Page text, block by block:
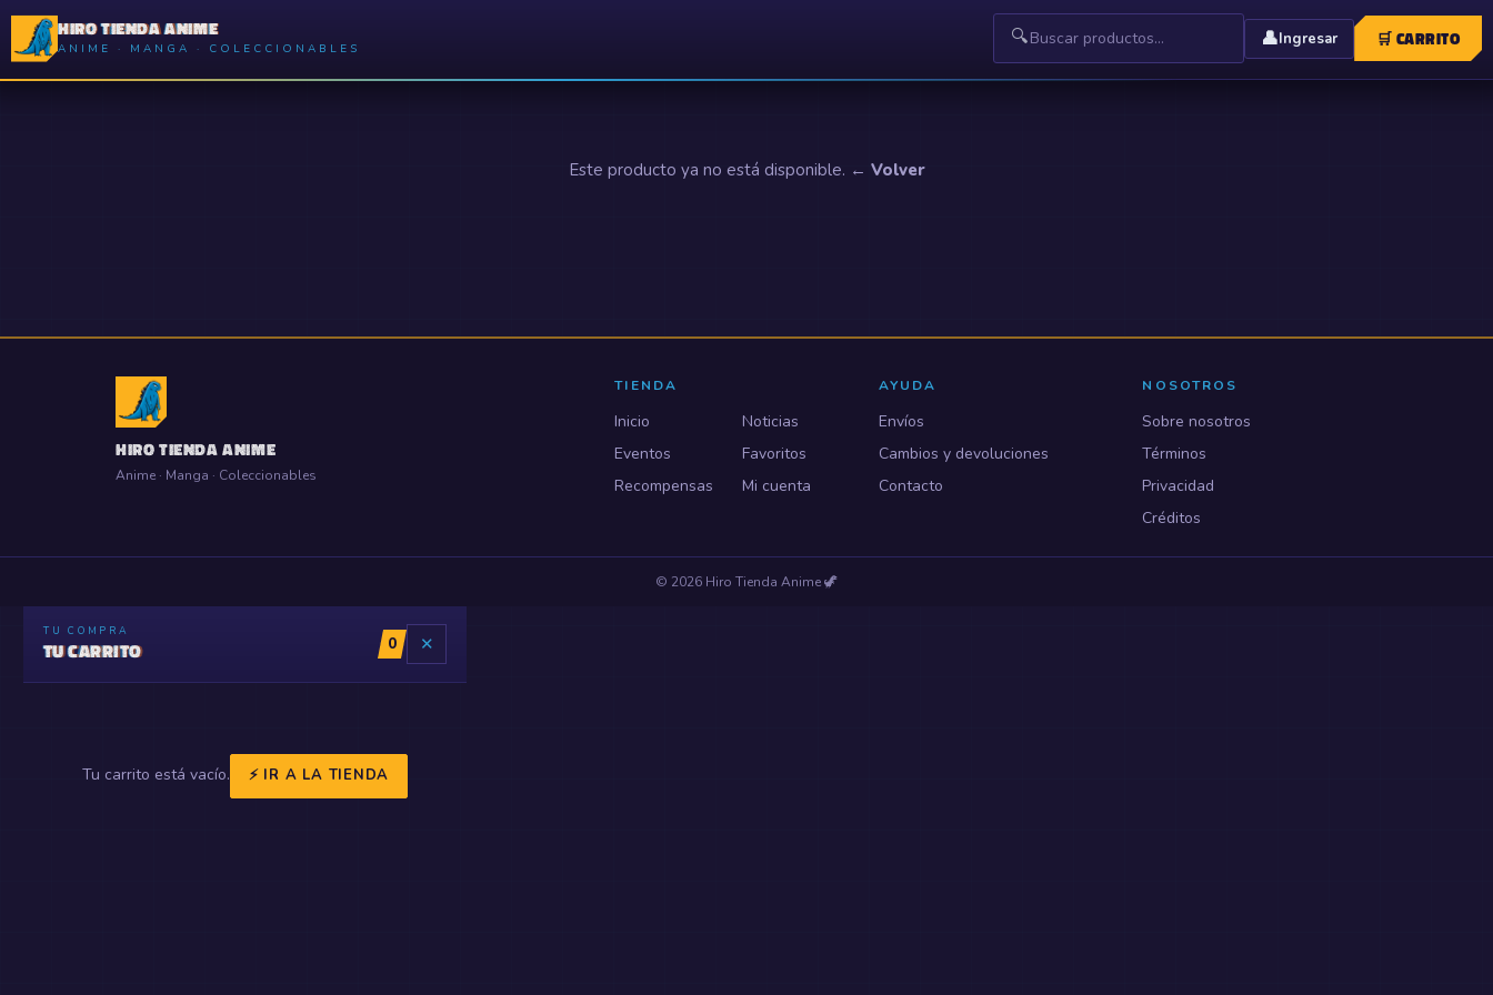
HIRO TIENDA ANIME
ANIME · MANGA · COLECCIONABLES 🔍 👤Ingresar 🛒CARRITO
Este producto ya no está disponible. ← Volver
HIRO TIENDA ANIME
Anime · Manga · Coleccionables
TIENDA
Inicio
Noticias
Eventos
Favoritos
Recompensas
Mi cuenta
AYUDA
Envíos
Cambios y devoluciones
Contacto
NOSOTROS
Sobre nosotros
Términos
Privacidad
Créditos
© 2026 Hiro Tienda Anime🦖
TU COMPRA
TU CARRITO 0 ✕
Tu carrito está vacío. ⚡ IR A LA TIENDA